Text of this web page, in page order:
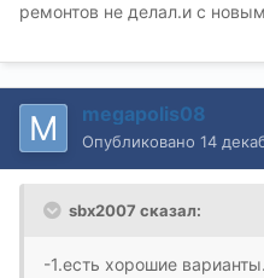
ремонтов не делал.и с
megapolis08
Опубликовано 14
sbx2007 сказал:
-1.есть хорошие